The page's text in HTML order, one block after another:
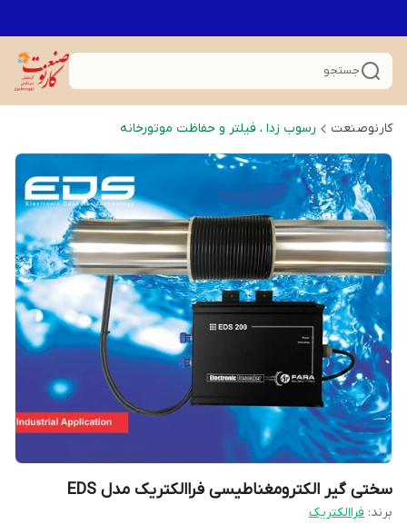
جستجو
کارنوصنعت رسوب زدا ، فیلتر و حفاظت موتورخانه
سختی گیر الکترومغناطیسی فراالکتریک مدل EDS
برند: فراالکتریک